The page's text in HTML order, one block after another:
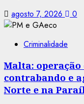
agosto 7, 2026 0
Criminalidade
Malta: operação
contrabando e
Norte e na